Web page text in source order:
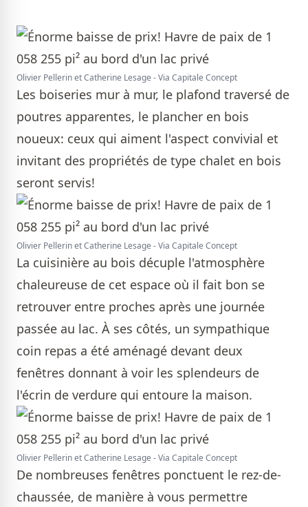
Olivier Pellerin et Catherine Lesage - Via Capitale Concept
Les boiseries mur à mur, le plafond traversé de
poutres apparentes, le plancher en bois
noueux: ceux qui aiment l'aspect convivial et
invitant des propriétés de type chalet en bois
seront servis!
Olivier Pellerin et Catherine Lesage - Via Capitale Concept
La cuisinière au bois décuple l'atmosphère
chaleureuse de cet espace où il fait bon se
retrouver entre proches après une journée
passée au lac. À ses côtés, un sympathique
coin repas a été aménagé devant deux
fenêtres donnant à voir les splendeurs de
l'écrin de verdure qui entoure la maison.
Olivier Pellerin et Catherine Lesage - Via Capitale Concept
De nombreuses fenêtres ponctuent le rez-de-
chaussée, de manière à vous permettre